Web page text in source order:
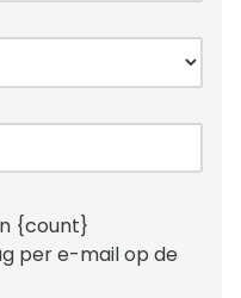
{count}
per e-mail op de